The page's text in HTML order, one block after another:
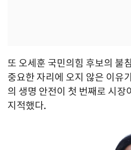
또 오세훈 국민의힘 후보의 불
중요한 자리에 오지 않은 이유
의 생명 안전이 첫 번째로 시
지적했다.